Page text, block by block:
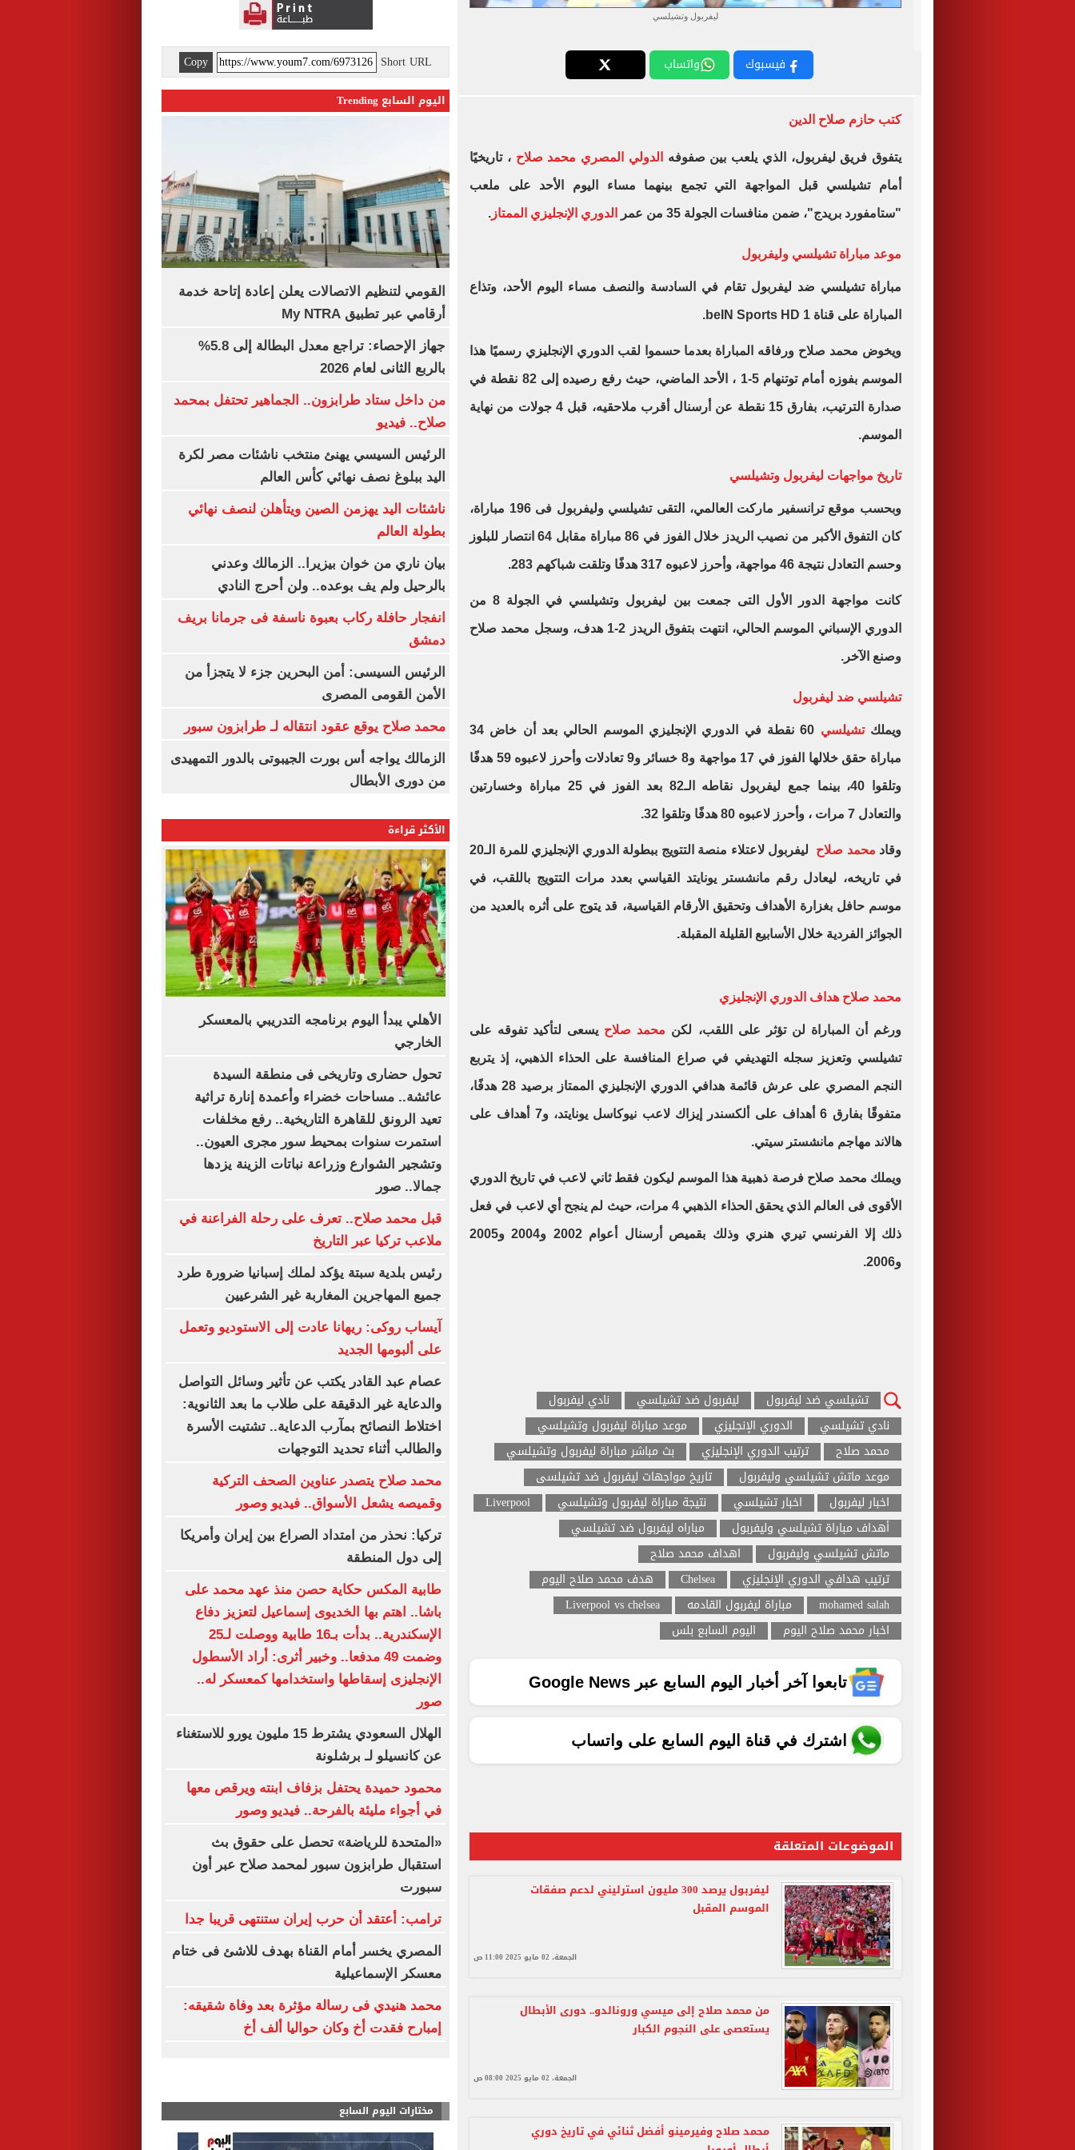
ليفربول وتشيلسي
فيسبوك واتساب
كتب حازم صلاح الدين
يتفوق فريق ليفربول، الذي يلعب بين صفوفه الدولي المصري محمد صلاح ، تاريخيًا
أمام تشيلسي قبل المواجهة التي تجمع بينهما مساء اليوم الأحد على ملعب
"ستامفورد بريدج"، ضمن منافسات الجولة 35 من عمر الدوري الإنجليزي الممتاز .
موعد مباراة تشيلسي وليفربول
مباراة تشيلسي ضد ليفربول تقام في السادسة والنصف مساء اليوم الأحد، وتذاع
المباراة على قناة beIN Sports HD 1.
ويخوض محمد صلاح ورفاقه المباراة بعدما حسموا لقب الدوري الإنجليزي رسميًا هذا
الموسم بفوزه أمام توتنهام 5-1 ، الأحد الماضي، حيث رفع رصيده إلى 82 نقطة في
صدارة الترتيب، بفارق 15 نقطة عن أرسنال أقرب ملاحقيه، قبل 4 جولات من نهاية
الموسم.
تاريخ مواجهات ليفربول وتشيلسي
وبحسب موقع ترانسفير ماركت العالمي، التقى تشيلسي وليفربول فى 196 مباراة،
كان التفوق الأكبر من نصيب الريدز خلال الفوز في 86 مباراة مقابل 64 انتصار للبلوز
وحسم التعادل نتيجة 46 مواجهة، وأحرز لاعبوه 317 هدفًا وتلقت شباكهم 283.
كانت مواجهة الدور الأول التى جمعت بين ليفربول وتشيلسي في الجولة 8 من
الدوري الإسباني الموسم الحالي، انتهت بتفوق الريدز 2-1 هدف، وسجل محمد صلاح
وصنع الآخر.
تشيلسي ضد ليفربول
ويملكتشيلسي 60 نقطة في الدوري الإنجليزي الموسم الحالي بعد أن خاض 34
مباراة حقق خلالها الفوز في 17 مواجهة و8 خسائر و9 تعادلات وأحرز لاعبوه 59 هدفًا
وتلقوا 40، بينما جمع ليفربول نقاطه الـ82 بعد الفوز في 25 مباراة وخسارتين
والتعادل 7 مرات ، وأحرز لاعبوه 80 هدفًا وتلقوا 32.
وقاد محمد صلاح ليفربول لاعتلاء منصة التتويج ببطولة الدوري الإنجليزي للمرة الـ20
في تاريخه، ليعادل رقم مانشستر يونايتد القياسي بعدد مرات التتويج باللقب، في
موسم حافل بغزارة الأهداف وتحقيق الأرقام القياسية، قد يتوج على أثره بالعديد من
الجوائز الفردية خلال الأسابيع القليلة المقبلة.
محمد صلاح هداف الدوري الإنجليزي
ورغم أن المباراة لن تؤثر على اللقب، لكن محمد صلاح يسعى لتأكيد تفوقه على
تشيلسي وتعزيز سجله التهديفي في صراع المنافسة على الحذاء الذهبي، إذ يتربع
النجم المصري على عرش قائمة هدافي الدوري الإنجليزي الممتاز برصيد 28 هدفًا،
متفوقًا بفارق 6 أهداف على ألكسندر إيزاك لاعب نيوكاسل يونايتد، و7 أهداف على
هالاند مهاجم مانشستر سيتي.
ويملك محمد صلاح فرصة ذهبية هذا الموسم ليكون فقط ثاني لاعب في تاريخ الدوري
الأقوى فى العالم الذي يحقق الحذاء الذهبي 4 مرات، حيث لم ينجح أي لاعب في فعل
ذلك إلا الفرنسي تيري هنري وذلك بقميص أرسنال أعوام 2002 و2004 و2005
و2006.
تشيلسي ضد ليفربول ليفربول ضد تشيلسي
نادي ليفربول
نادي تشيلسي
الدوري الإنجليزي
موعد مباراة ليفربول وتشيلسي‎
محمد صلاح
ترتيب الدوري الإنجليزي
بث مباشر مباراة ليفربول وتشيلسي
موعد ماتش تشيلسي وليفربول
تاريخ مواجهات ليفربول ضد تشيلسى
اخبار ليفربول
اخبار تشيلسي نتيجة مباراة ليفربول وتشيلسي
Liverpool
أهداف مباراة تشيلسي وليفربول
مباراه ليفربول ضد تشيلسي
ماتش تشيلسي وليفربول
اهداف محمد صلاح
ترتيب هدافي الدوري الإنجليزي
Chelsea
هدف محمد صلاح اليوم
mohamed salah
مباراة ليفربول القادمه
Liverpool vs chelsea
اخبار محمد صلاح اليوم
اليوم السابع بلس
تابعوا آخر أخبار اليوم السابع عبر Google News
اشترك في قناة اليوم السابع على واتساب
الموضوعات المتعلقة
ليفربول يرصد 300 مليون استرليني لدعم صفقات
الموسم المقبل
الجمعة، 02 مايو 2025 11:00 ص
من محمد صلاح إلى ميسي ورونالدو.. دورى الأبطال
يستعصى على النجوم الكبار
الجمعة، 02 مايو 2025 08:00 ص
محمد صلاح وفيرمينو أفضل ثنائي في تاريخ دوري
Short URL
Copy
اليوم السابع Trending
القومي لتنظيم الاتصالات يعلن إعادة إتاحة خدمة
أرقامي عبر تطبيق My NTRA
جهاز الإحصاء: تراجع معدل البطالة إلى 5.8%
بالربع الثانى لعام 2026
من داخل ستاد طرابزون.. الجماهير تحتفل بمحمد
صلاح.. فيديو
الرئيس السيسي يهنئ منتخب ناشئات مصر لكرة
اليد ببلوغ نصف نهائي كأس العالم
ناشئات اليد يهزمن الصين ويتأهلن لنصف نهائي
بطولة العالم
بيان ناري من خوان بيزيرا.. الزمالك وعدني
بالرحيل ولم يف بوعده.. ولن أحرج النادي
انفجار حافلة ركاب بعبوة ناسفة فى جرمانا بريف
دمشق
الرئيس السيسى: أمن البحرين جزء لا يتجزأ من
الأمن القومى المصرى
محمد صلاح يوقع عقود انتقاله لـ طرابزون سبور
الزمالك يواجه أس بورت الجيبوتى بالدور التمهيدى
من دورى الأبطال
الأكثر قراءة
الأهلي يبدأ اليوم برنامجه التدريبي بالمعسكر
الخارجي
تحول حضارى وتاريخى فى منطقة السيدة
عائشة.. مساحات خضراء وأعمدة إنارة تراثية
تعيد الرونق للقاهرة التاريخية.. رفع مخلفات
استمرت سنوات بمحيط سور مجرى العيون..
وتشجير الشوارع وزراعة نباتات الزينة يزدها
جمالا.. صور
قبل محمد صلاح.. تعرف على رحلة الفراعنة في
ملاعب تركيا عبر التاريخ
رئيس بلدية سبتة يؤكد لملك إسبانيا ضرورة طرد
جميع المهاجرين المغاربة غير الشرعيين
آيساب روكى: ريهانا عادت إلى الاستوديو وتعمل
على ألبومها الجديد
عصام عبد القادر يكتب عن تأثير وسائل التواصل
والدعاية غير الدقيقة على طلاب ما بعد الثانوية:
اختلاط النصائح بمآرب الدعاية.. تشتيت الأسرة
والطالب أثناء تحديد التوجهات
محمد صلاح يتصدر عناوين الصحف التركية
وقميصه يشعل الأسواق.. فيديو وصور
تركيا: نحذر من امتداد الصراع بين إيران وأمريكا
إلى دول المنطقة
طابية المكس حكاية حصن منذ عهد محمد على
باشا.. اهتم بها الخديوى إسماعيل لتعزيز دفاع
الإسكندرية.. بدأت بـ16 طابية ووصلت لـ25
وضمت 49 مدفعا.. وخبير أثرى: أراد الأسطول
الإنجليزى إسقاطها واستخدامها كمعسكر له..
صور
الهلال السعودي يشترط 15 مليون يورو للاستغناء
عن كانسيلو لـ برشلونة
محمود حميدة يحتفل بزفاف ابنته ويرقص معها
في أجواء مليئة بالفرحة.. فيديو وصور
«المتحدة للرياضة» تحصل على حقوق بث
استقبال طرابزون سبور لمحمد صلاح عبر أون
سبورت
ترامب: أعتقد أن حرب إيران ستنتهى قريبا جدا
المصري يخسر أمام القناة بهدف للاشئ فى ختام
معسكر الإسماعيلية
محمد هنيدي فى رسالة مؤثرة بعد وفاة شقيقه:
إمبارح فقدت أخ وكان حواليا ألف أخ
مختارات اليوم السابع